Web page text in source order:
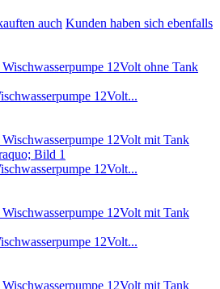
auch Kunden haben sich ebenfalls
12Volt...
12Volt...
12Volt...